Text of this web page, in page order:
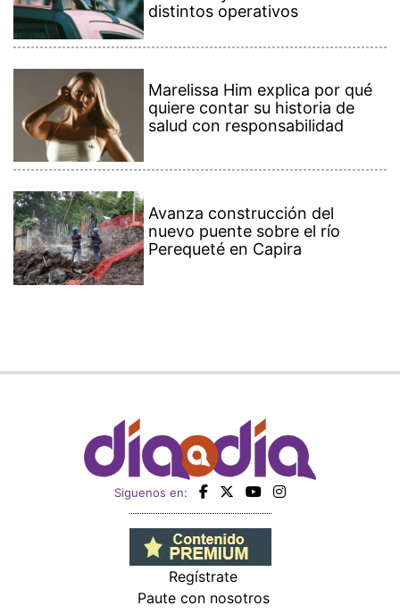
distintos operativos
Marelissa Him explica por qué
quiere contar su historia de
salud con responsabilidad
Avanza construcción del
nuevo puente sobre el río
Perequeté en Capira
Siguenos en:
Regístrate
Paute con nosotros